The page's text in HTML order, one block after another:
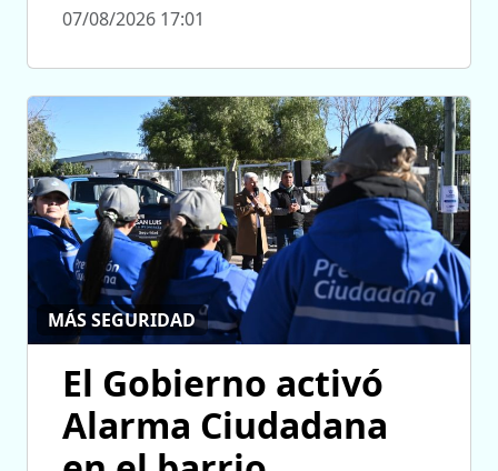
07/08/2026 17:01
MÁS SEGURIDAD
El Gobierno activó
Alarma Ciudadana